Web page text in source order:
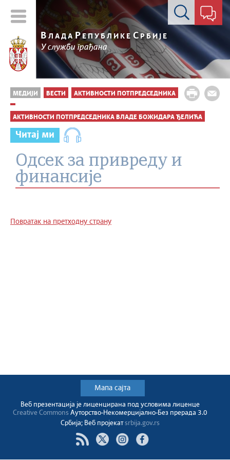
Контакт форма
В ЛАДА РЕПУБЛИКЕ СРБИЈЕ
У служби грађана
МЕДИЈИ ВЕСТИ АКТИВНОСТИ ПОТПРЕДСЕДНИКА
АКТИВНОСТИ ПОТПРЕДСЕДНИКА ВЛАДЕ БОЖИДАРА ЂЕЛИЋА
Читај ми
Одсек за привреду и
финансије
Повратак на претходну страну
Мапа сајта
Веб презентација jе лиценциранa под условима лиценце
Creative CommonsАуторство-Некомерцијално-Без прерада 3.0
Србија; Веб пројекатsrbija.gov.rs